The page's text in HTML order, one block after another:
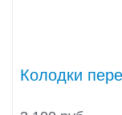
Колодки